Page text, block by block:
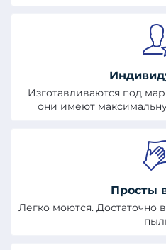
Изготавливаются под
они имеют
Просты
Легко моются. Достаточно